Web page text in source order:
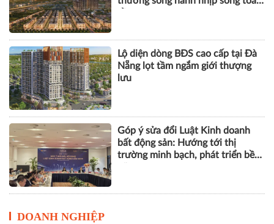
Lộ diện dòng BĐS cao cấp tại Đà
Nẵng lọt tầm ngắm giới thượng
lưu
Góp ý sửa đổi Luật Kinh doanh
bất động sản: Hướng tới thị
trường minh bạch, phát triển bền
DOANH NGHIỆP